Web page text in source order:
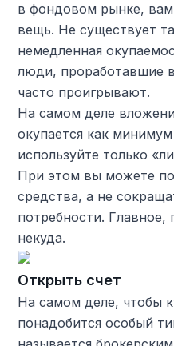
в фондовом рынке,
вещь. Не существует
немедленная
люди, проработавшие
часто проигрывают.
На самом деле
окупается как
используйте только
При этом вы можете
средства, а не
потребности. Главное,
некуда.
Открыть счет
На самом деле, чтобы
понадобится особый